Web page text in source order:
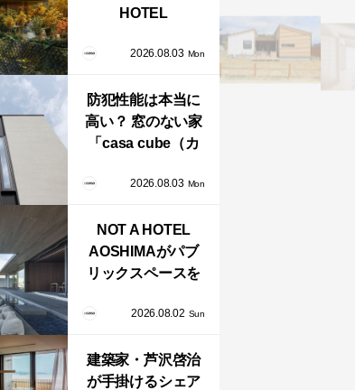
HOTEL
誕生！販売を日
始！
2026.08.03 Mon
防犯性能は本当に
高い？ 窓のない家
「casa cube（カ
ブ）」が叶えるプ
感の正体
2026.08.03 Mon
NOT A HOTEL
AOSHIMAがパブ
リックスペースを
「CHILL2.0」
業！
2026.08.02 Sun
建築家・芦沢啓治
が手掛けるシェア